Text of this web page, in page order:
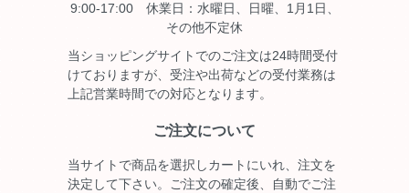
9:00-17:00 休業日：水曜日、日曜、1月1日、
その他不定休
当ショッピングサイトでのご注文は24時間受付
けておりますが、受注や出荷などの受付業務は
上記営業時間での対応となります。
ご注文について
当サイトで商品を選択しカートにいれ、注文を
決定して下さい。ご注文の確定後、自動でご注